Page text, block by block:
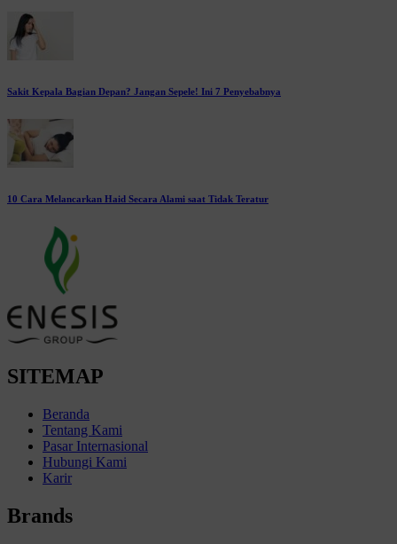
Sakit Kepala Bagian Depan? Jangan Sepele! Ini 7 Penyebabnya
10 Cara Melancarkan Haid Secara Alami saat Tidak Teratur
SITEMAP
Beranda
Tentang Kami
Pasar Internasional
Hubungi Kami
Karir
Brands